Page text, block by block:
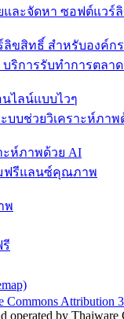
ขสิทธิ์ สำหรับองค์ก
ไลน์แบบไวๆ
ะห์ภาพด้วย AI
พ
Commons Attribution
operated by